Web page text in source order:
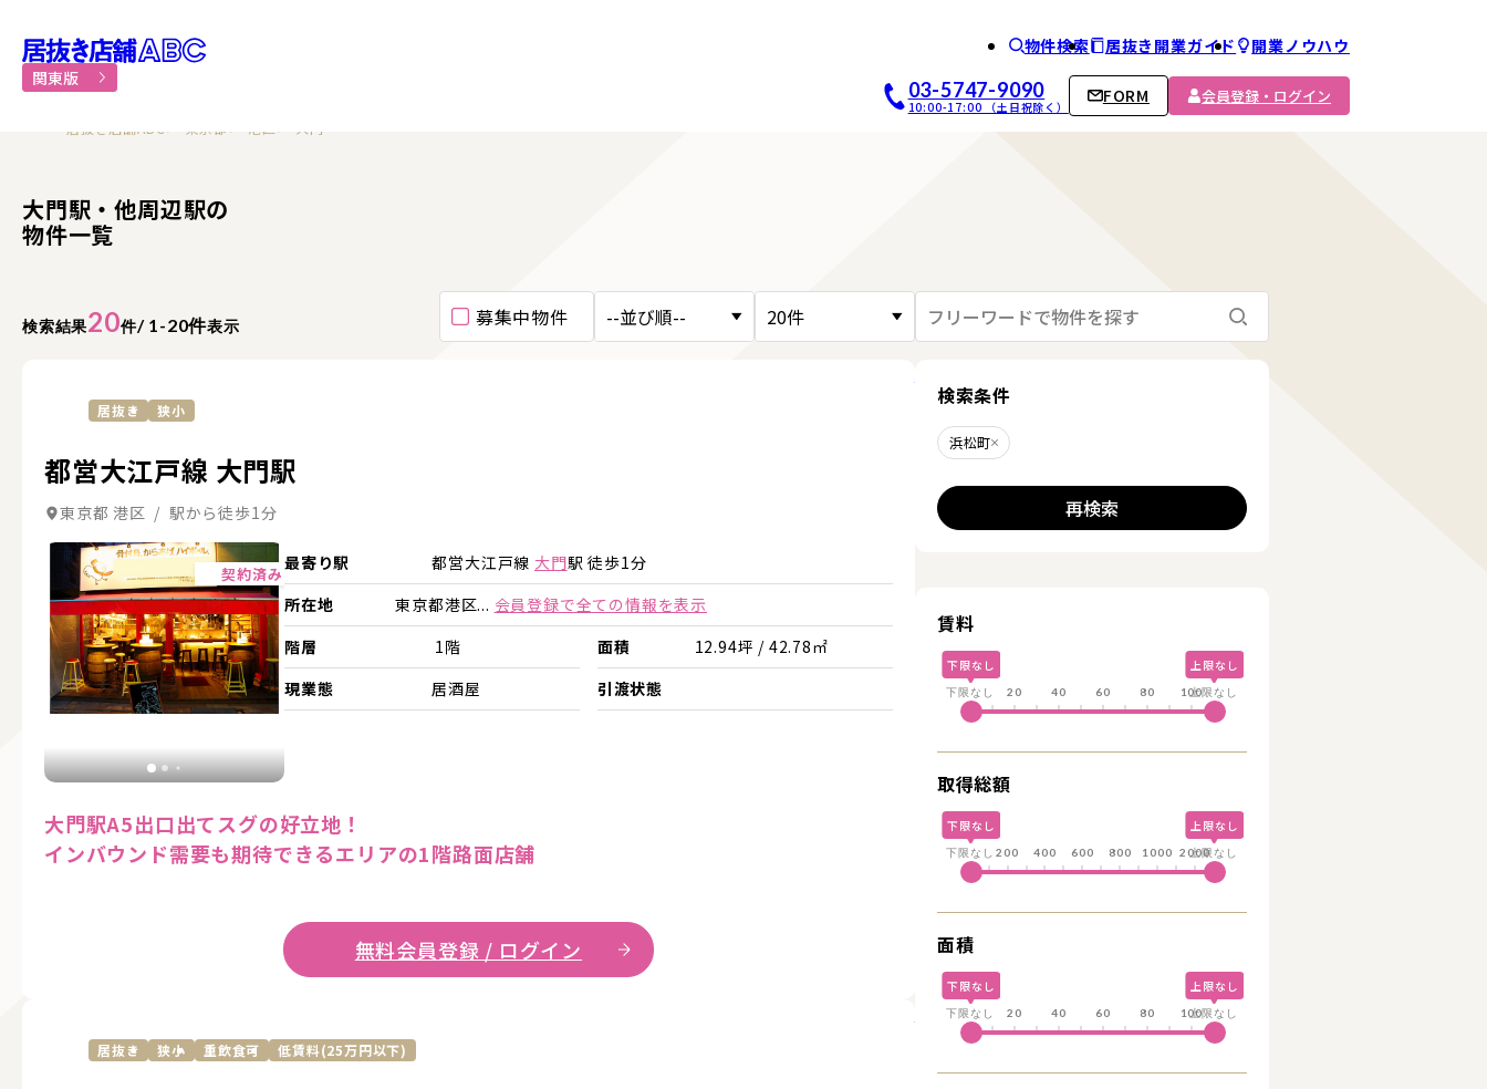
居抜き物件・貸店舗での飲食店開業｜居抜き店舗ABCホーム
関東版
物件検索 居抜き開業ガイド 開業ノウハウ
03-5747-9090
10:00-17:00 （土日祝除く）
FORM 会員登録・ログイン
居抜き店舗ABC 東京都 港区 大門
大門駅・他周辺駅の
物件一覧
検索結果20件/ 1-20件表示 募集中物件
居抜き 狭小
都営大江戸線 大門駅
東京都 港区 / 駅から徒歩1分
契約済み
詳細を見る 詳細を見る
最寄り駅 都営大江戸線 大門駅 徒歩1分
所在地
東京都港区... 会員登録で全ての情報を表示
階層
1階 面積
12.94坪 / 42.78㎡
現業態
居酒屋 引渡状態
大門駅A5出口出てスグの好立地！
インバウンド需要も期待できるエリアの1階路面店舗
無料会員登録 / ログイン
居抜き 狭小 重飲食可 低賃料(25万円以下)
詳細を見る
検索する
検索条件
浜松町削除する
再検索
賃料
下限なし 上限なし
下限なし 20 40 60 80 100
上限なし
取得総額
下限なし 上限なし
下限なし 200 400 600 800 1000 2000
上限なし
面積
下限なし 上限なし
下限なし 20 40 60 80 100
上限なし